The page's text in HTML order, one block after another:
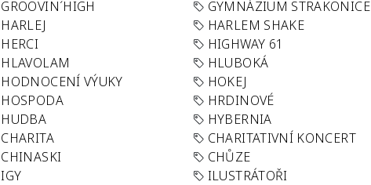
GROOVIN´HIGH GYMNÁZIUM STRAKONICE
HARLEJ HARLEM SHAKE
HERCI HIGHWAY 61
HLAVOLAM HLUBOKÁ
HODNOCENÍ VÝUKY HOKEJ
HOSPODA HRDINOVÉ
HUDBA HYBERNIA
CHARITA CHARITATIVNÍ KONCERT
CHINASKI CHŮZE
IGY ILUSTRÁTOŘI